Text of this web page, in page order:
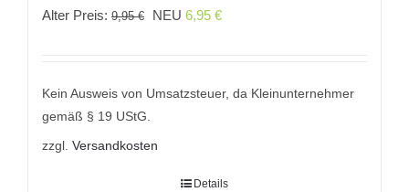
Alter Preis: 9,95€
Ursprünglicher
9,95 €
NEU 6,95 €Aktueller
6,95 €.
Kein Ausweis von Umsatzsteuer, da Kleinunternehmer
gemäß § 19 UStG.
zzgl. Versandkosten
Details